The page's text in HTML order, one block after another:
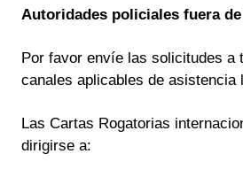
Autoridades policiales fuera
Por favor envíe las solicitudes a
canales aplicables de asistencia
Las Cartas Rogatorias
dirigirse a: